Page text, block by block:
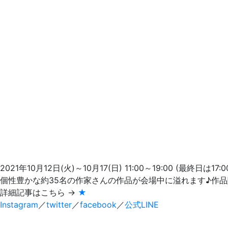
2021年10月12日(火)～10月17(日) 11:00～19:00 (最終日は
個性豊かな約35名の作家さんの作品が会場中に溢れます♪作品
詳細記事はこちら → ★
Instagram ／twitter／facebook／公式LINE